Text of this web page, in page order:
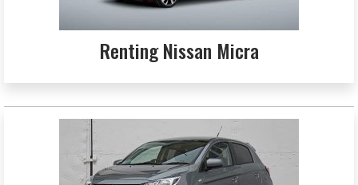
Renting Nissan Micra